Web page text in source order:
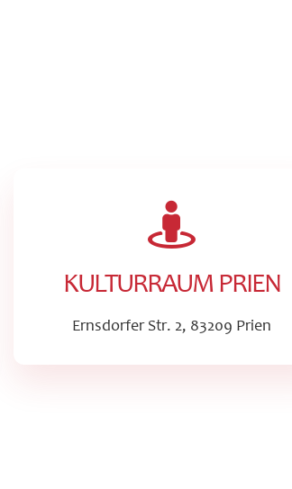
KULTURRAUM PRIEN
Ernsdorfer Str. 2, 83209 Prien